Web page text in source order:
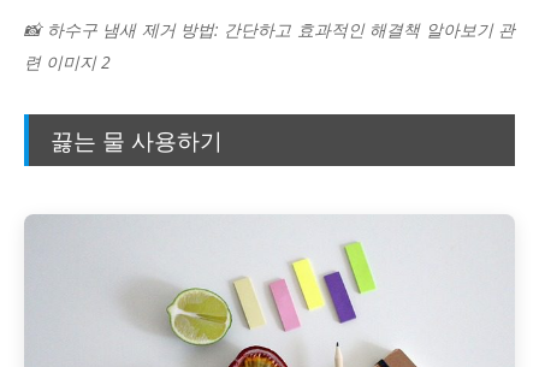
📸 하수구 냄새 제거 방법: 간단하고 효과적인 해결책 알아보기 관
련 이미지 2
끓는 물 사용하기